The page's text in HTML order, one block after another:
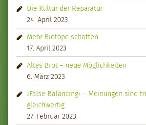
Die Kultur der Reparatur
24. April 2023
Mehr Biotope schaffen
17. April 2023
Altes Brot – neue Möglichkeiten
6. März 2023
›False Balancing‹ – Meinungen sind
gleichwertig
27. Februar 2023